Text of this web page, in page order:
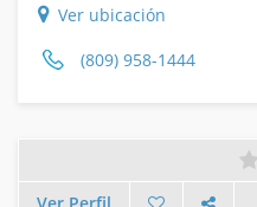
Ver ubicación
(809) 958-1444